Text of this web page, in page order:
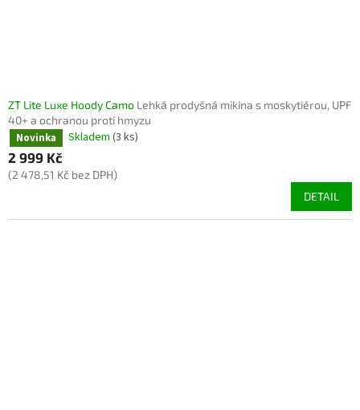
ZT Lite Luxe Hoody Camo Lehká prodyšná mikina s moskytiérou, UPF
40+ a ochranou proti hmyzu
Novinka Skladem (3 ks)
2 999 Kč
(2 478,51 Kč bez DPH)
DETAIL